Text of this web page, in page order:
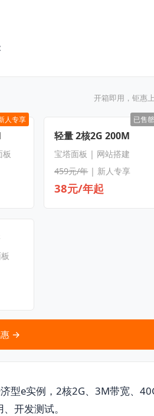
开箱即用，钜惠
人专享
板
已售罄
轻量 2核2G 200M
宝塔面板 | 网站搭建
459元/年| 新人专享
38元/年起
惠 →
型e实例，2核2G、3M带宽、
开发测试。